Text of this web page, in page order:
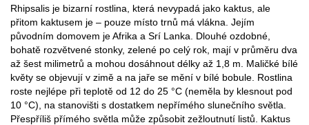
Rhipsalis je bizarní rostlina, která nevypadá jako kaktus, ale
přitom kaktusem je – pouze místo trnů má vlákna. Jejím
původním domovem je Afrika a Srí Lanka. Dlouhé ozdobné,
bohatě rozvětvené stonky, zelené po celý rok, mají v průměru dva
až šest milimetrů a mohou dosáhnout délky až 1,8 m. Maličké bílé
květy se objevují v zimě a na jaře se mění v bílé bobule. Rostlina
roste nejlépe při teplotě od 12 do 25 °C (neměla by klesnout pod
10 °C), na stanovišti s dostatkem nepřímého slunečního světla.
Přespříliš přímého světla může způsobit zežloutnutí listů. Kaktus